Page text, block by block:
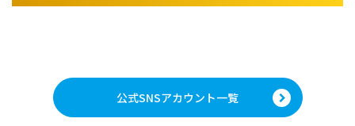
公式SNSアカウント一覧